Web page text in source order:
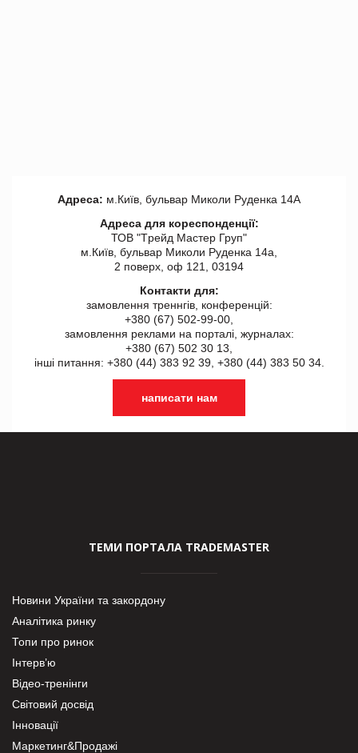
Адреса: м.Київ, бульвар Миколи Руденка 14А
Адреса для кореспонденції:
ТОВ "Tрейд Мастер Груп"
м.Київ, бульвар Миколи Руденка 14а,
2 поверх, оф 121, 03194
Контакти для:
замовлення треннгів, конференцій:
+380 (67) 502-99-00,
замовлення реклами на порталі, журналах:
+380 (67) 502 30 13,
інші питання: +380 (44) 383 92 39, +380 (44) 383 50 34.
написати нам
ТЕМИ ПОРТАЛА TRADEMASTER
Новини України та закордону
Аналітика ринку
Топи про ринок
Інтерв’ю
Відео-тренінги
Світовий досвід
Інновації
Маркетинг&Продажі